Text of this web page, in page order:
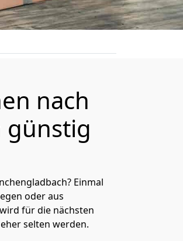
nach
günstig
Einmal
oder aus
wird für die nächsten
selten werden.